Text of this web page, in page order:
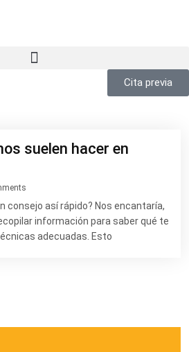
Cita previa
suelen hacer en
consejo así rápido? Nos encantaría,
información para saber qué te
adecuadas. Esto